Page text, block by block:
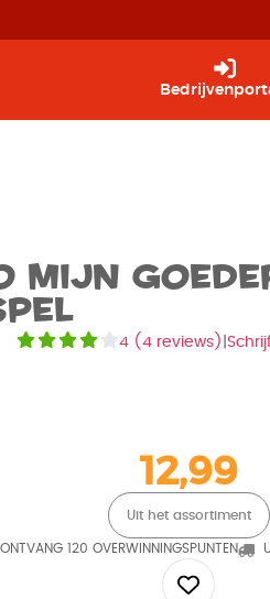
mijn
4( 4 reviews)
12,99
Uit het assortiment
ONTVANG 120 OVERWINNINGSPUNTEN